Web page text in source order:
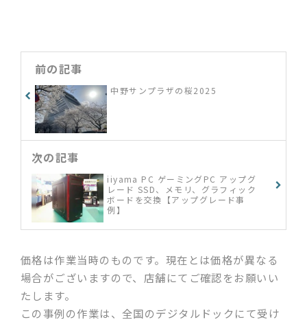
ーム機の設定をしたい」など何でも
前の記事
中野サンプラザの桜2025
次の記事
iiyama PC ゲーミングPC アップグ
レード SSD、メモリ、グラフィック
ボードを交換【アップグレード事
例】
価格は作業当時のものです。現在とは価格が異なる
場合がございますので、店舗にてご確認をお願いい
たします。
この事例の作業は、全国のデジタルドックにて受け